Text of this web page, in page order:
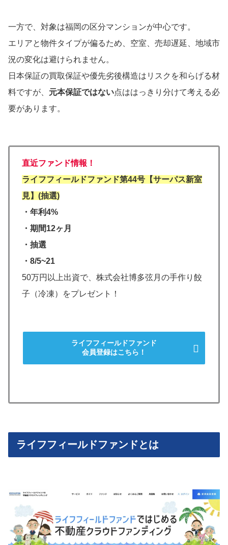
一方で、対象は福岡の区分マンションが中心です。
エリアと物件タイプが偏るため、空室、売却遅延、地域市
況の変化は避けられません。
日本保証の買取保証や優先劣後構造はリスクを和らげる材
料ですが、 元本保証ではない点ははっきり分けて考える必
要があります。
直近ファンド情報！
ライフフィールドファンド第44号【サーパス新室
見】(抽選)
・年利4%
・期間12ヶ月
・抽選
・8/5~21
50万円以上出資で、株式会社博多弦月の手作り餃
子（冷凍）をプレゼント！
ライフフィールドファンド
会員登録はこちら！
ライフフィールドファンドとは